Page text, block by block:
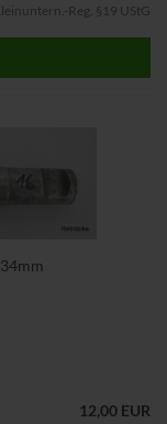
Reg. §19 UStG
12,00 EUR